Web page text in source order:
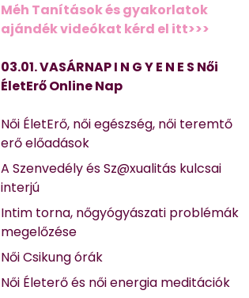
Méh Tanítások és gyakorlatok
ajándék videókat kérd el itt>>>
03.01. VASÁRNAP I N G Y E N E S Női
ÉletErő Online Nap
Női ÉletErő, női egészség, női teremtő
erő előadások
A Szenvedély és Sz@xualitás kulcsai
interjú
Intim torna, nőgyógyászati problémák
megelőzése
Női Csikung órák
Női Életerő és női energia meditációk